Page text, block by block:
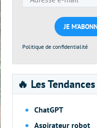
e-
*
Politique de confidentialité
🔥 Les Tendances
ChatGPT
Aspirateur robot